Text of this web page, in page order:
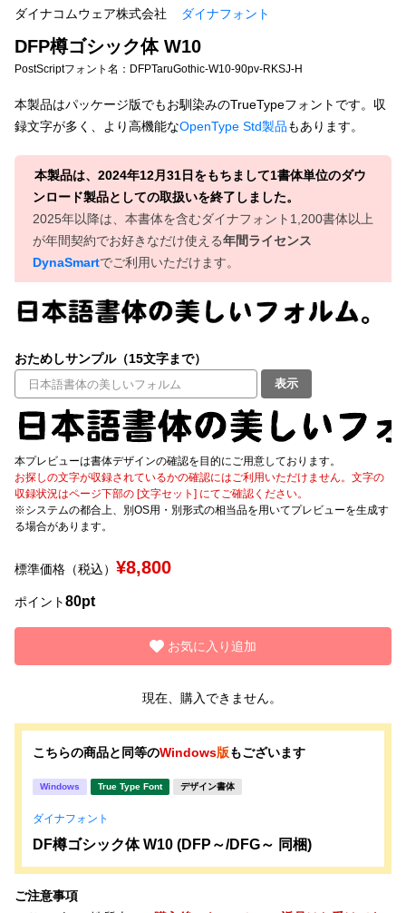
カート
マイページ
お気に入り
ご利用ガイド
よくあるご質問
お問い合わせ
宋朝体 清朝体
教科書体 行書体
草書体 勘亭流
江戸文字 デザイン毛筆
すべてを表示
太さ・ウェイト
文字種類
価格帯
リセット
ダイナコムウェア株式会社 ダイナフォント
DFP樽ゴシック体 W10
PostScriptフォント名： DFPTaruGothic-W10-90pv-RKSJ-H
本製品はパッケージ版でもお馴染みのTrueTypeフォントです。収
録文字が多く、より高機能なOpenType Std製品もあります。
本製品は、2024年12月31日をもちまして1書体単位のダウ
ンロード製品としての取扱いを終了しました。
2025年以降は、本書体を含むダイナフォント1,200書体以上
が年間契約でお好きなだけ使える年間ライセンス
DynaSmartでご利用いただけます。
おためしサンプル（15文字まで）
表示
本プレビューは書体デザインの確認を目的にご用意しております。
お探しの文字が収録されているかの確認にはご利用いただけません。文字の
収録状況はページ下部の [文字セット] にてご確認ください。
※システムの都合上、別OS用・別形式の相当品を用いてプレビューを生成す
る場合があります。
標準価格（税込） ¥8,800
ポイント80pt
お気に入り追加
現在、購入できません。
こちらの商品と同等のWindows版もございます
Windows True Type Font デザイン書体
ダイナフォント
DF樽ゴシック体 W10 (DFP～/DFG～ 同梱)
ご注意事項